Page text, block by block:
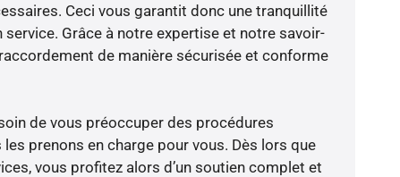
Ceci vous garantit donc une tranquillité
service. Grâce à notre expertise et notre savoir-
de manière sécurisée et conforme
de vous préoccuper des procédures
prenons en charge pour vous. Dès lors que
vous profitez alors d’un soutien complet et